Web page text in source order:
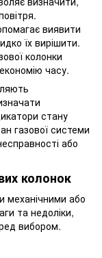
виявити
їх вирішити.
колонки
часу.
стану
газової системи
або
колонок
механічними або
та недоліки,
вибором.